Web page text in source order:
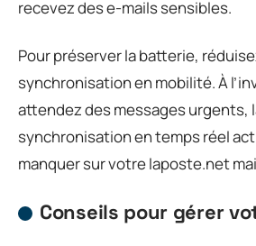
recevez des e-mails sensibles.
Pour préserver la batterie,
synchronisation en mobilité. À
attendez des messages urgents,
synchronisation en temps réel
manquer sur votre laposte.net
Conseils pour gérer